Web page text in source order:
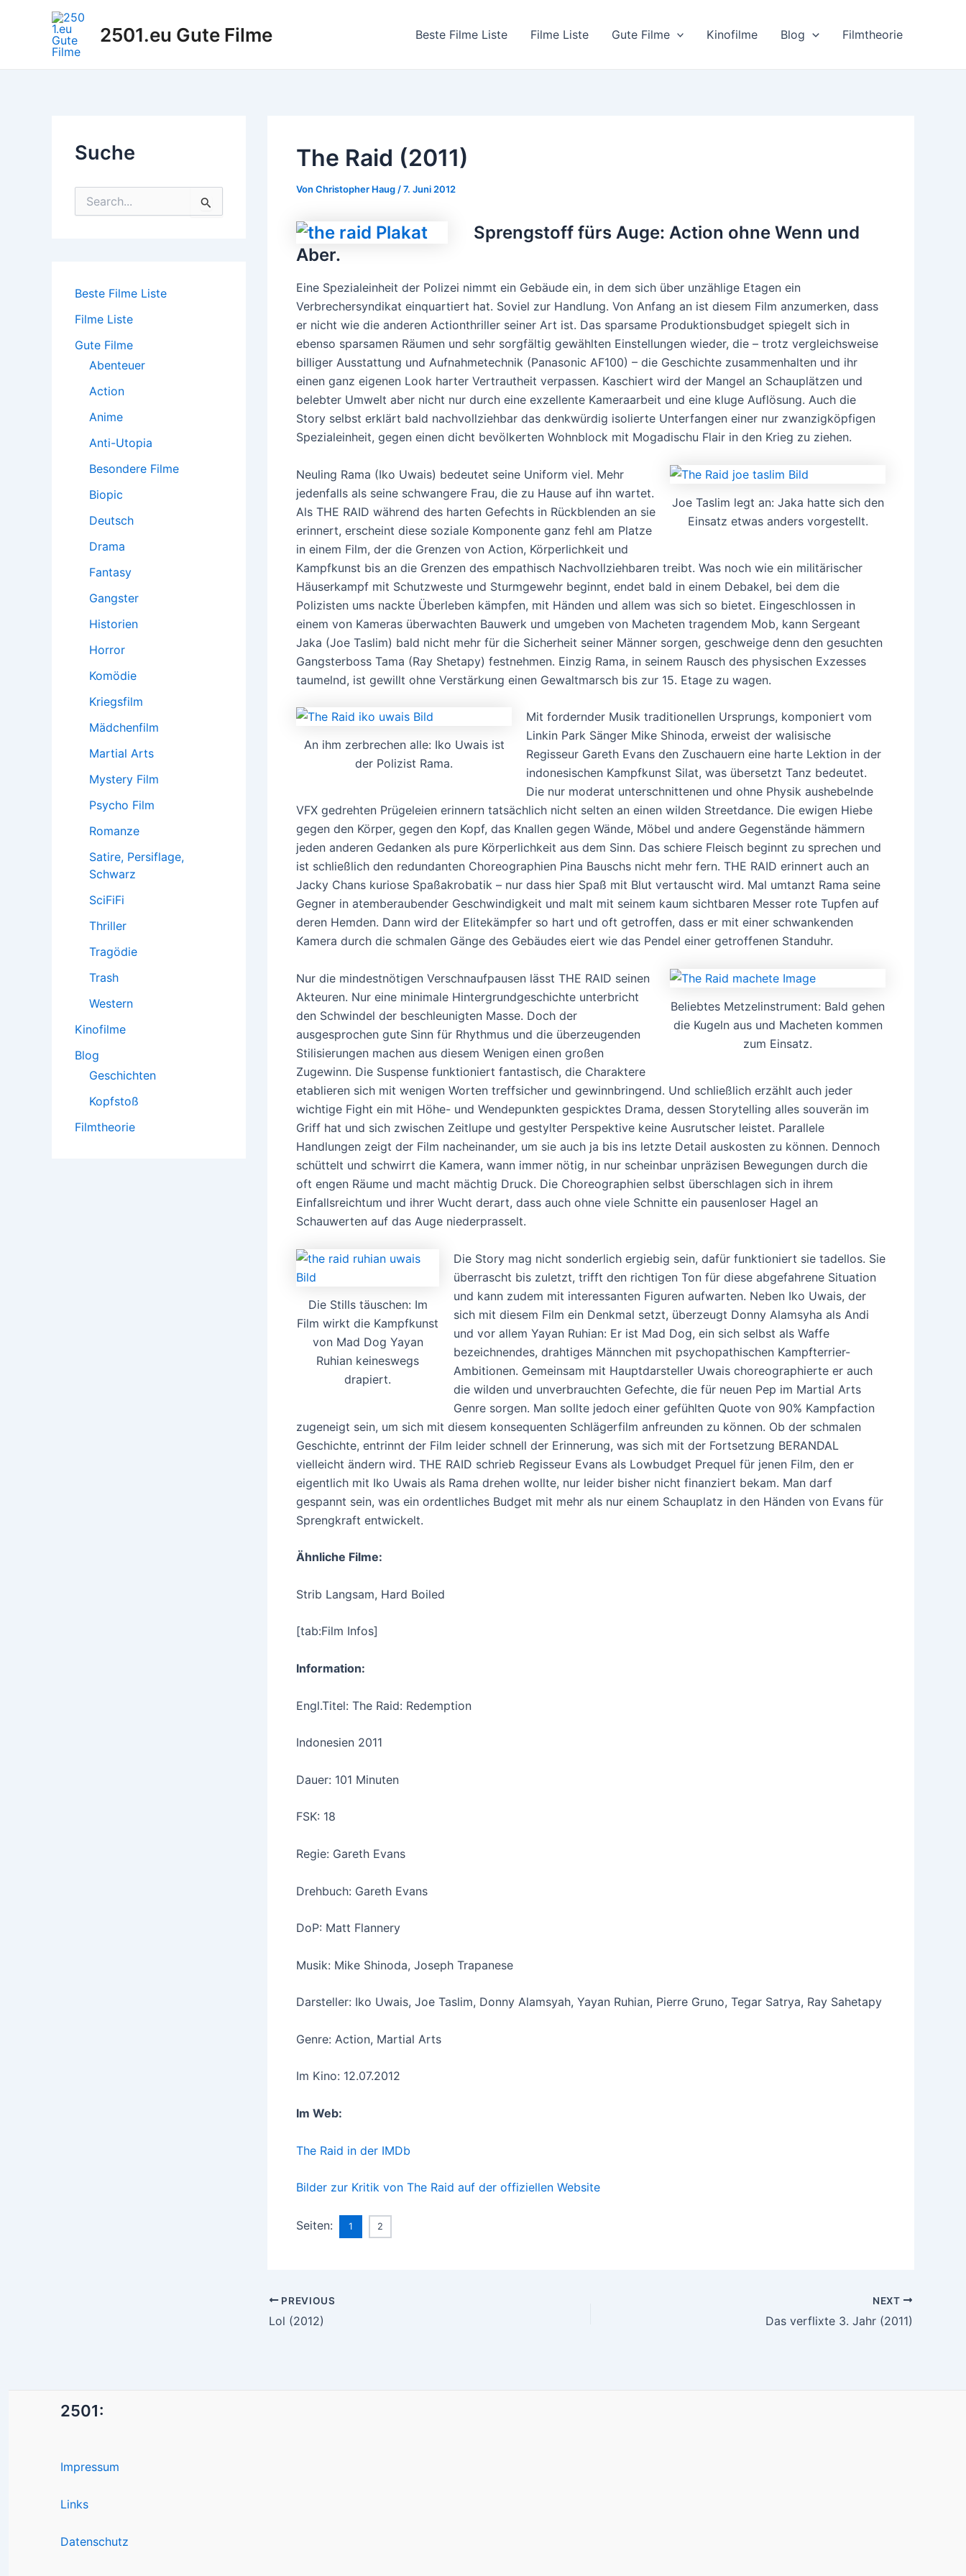
2501.eu Gute Filme Beste Filme Liste Filme Liste Gute Filme Kinofilme Blog Filmtheorie
Suche
a
h
Beste Filme Liste
Filme Liste
Gute Filme
Abenteuer
Action
Anime
Anti-Utopia
Besondere Filme
Biopic
Deutsch
Drama
Fantasy
Gangster
Historien
Horror
Komödie
Kriegsfilm
Mädchenfilm
Martial Arts
Mystery Film
Psycho Film
Romanze
Satire, Persiflage,
Schwarz
SciFiFi
Thriller
Tragödie
Trash
Western
Kinofilme
Blog
Geschichten
Kopfstoß
Filmtheorie
The Raid (2011)
Von Christopher Haug /7. Juni 2012
Sprengstoff fürs Auge: Action ohne Wenn und
Aber.
Eine Spezialeinheit der Polizei nimmt ein Gebäude ein, in dem sich über unzählige Etagen ein
Verbrechersyndikat einquartiert hat. Soviel zur Handlung. Von Anfang an ist diesem Film anzumerken, dass
er nicht wie die anderen Actionthriller seiner Art ist. Das sparsame Produktionsbudget spiegelt sich in
ebenso sparsamen Räumen und sehr sorgfältig gewählten Einstellungen wieder, die – trotz vergleichsweise
billiger Ausstattung und Aufnahmetechnik (Panasonic AF100) – die Geschichte zusammenhalten und ihr
einen ganz eigenen Look harter Vertrautheit verpassen. Kaschiert wird der Mangel an Schauplätzen und
belebter Umwelt aber nicht nur durch eine exzellente Kameraarbeit und eine kluge Auflösung. Auch die
Story selbst erklärt bald nachvollziehbar das denkwürdig isolierte Unterfangen einer nur zwanzigköpfigen
Spezialeinheit, gegen einen dicht bevölkerten Wohnblock mit Mogadischu Flair in den Krieg zu ziehen.
Joe Taslim legt an: Jaka hatte sich den
Einsatz etwas anders vorgestellt.
Neuling Rama (Iko Uwais) bedeutet seine Uniform viel. Mehr
jedenfalls als seine schwangere Frau, die zu Hause auf ihn wartet.
Als THE RAID während des harten Gefechts in Rückblenden an sie
erinnert, erscheint diese soziale Komponente ganz fehl am Platze
in einem Film, der die Grenzen von Action, Körperlichkeit und
Kampfkunst bis an die Grenzen des empathisch Nachvollziehbaren treibt. Was noch wie ein militärischer
Häuserkampf mit Schutzweste und Sturmgewehr beginnt, endet bald in einem Debakel, bei dem die
Polizisten ums nackte Überleben kämpfen, mit Händen und allem was sich so bietet. Eingeschlossen in
einem von Kameras überwachten Bauwerk und umgeben von Macheten tragendem Mob, kann Sergeant
Jaka (Joe Taslim) bald nicht mehr für die Sicherheit seiner Männer sorgen, geschweige denn den gesuchten
Gangsterboss Tama (Ray Shetapy) festnehmen. Einzig Rama, in seinem Rausch des physischen Exzesses
taumelnd, ist gewillt ohne Verstärkung einen Gewaltmarsch bis zur 15. Etage zu wagen.
An ihm zerbrechen alle: Iko Uwais ist
der Polizist Rama.
Mit fordernder Musik traditionellen Ursprungs, komponiert vom
Linkin Park Sänger Mike Shinoda, erweist der walisische
Regisseur Gareth Evans den Zuschauern eine harte Lektion in der
indonesischen Kampfkunst Silat, was übersetzt Tanz bedeutet.
Die nur moderat unterschnittenen und ohne Physik aushebelnde
VFX gedrehten Prügeleien erinnern tatsächlich nicht selten an einen wilden Streetdance. Die ewigen Hiebe
gegen den Körper, gegen den Kopf, das Knallen gegen Wände, Möbel und andere Gegenstände hämmern
jeden anderen Gedanken als pure Körperlichkeit aus dem Sinn. Das schiere Fleisch beginnt zu sprechen und
ist schließlich den redundanten Choreographien Pina Bauschs nicht mehr fern. THE RAID erinnert auch an
Jacky Chans kuriose Spaßakrobatik – nur dass hier Spaß mit Blut vertauscht wird. Mal umtanzt Rama seine
Gegner in atemberaubender Geschwindigkeit und malt mit seinem kaum sichtbaren Messer rote Tupfen auf
deren Hemden. Dann wird der Elitekämpfer so hart und oft getroffen, dass er mit einer schwankenden
Kamera durch die schmalen Gänge des Gebäudes eiert wie das Pendel einer getroffenen Standuhr.
Beliebtes Metzelinstrument: Bald gehen
die Kugeln aus und Macheten kommen
zum Einsatz.
Nur die mindestnötigen Verschnaufpausen lässt THE RAID seinen
Akteuren. Nur eine minimale Hintergrundgeschichte unterbricht
den Schwindel der beschleunigten Masse. Doch der
ausgesprochen gute Sinn für Rhythmus und die überzeugenden
Stilisierungen machen aus diesem Wenigen einen großen
Zugewinn. Die Suspense funktioniert fantastisch, die Charaktere
etablieren sich mit wenigen Worten treffsicher und gewinnbringend. Und schließlich erzählt auch jeder
wichtige Fight ein mit Höhe- und Wendepunkten gespicktes Drama, dessen Storytelling alles souverän im
Griff hat und sich zwischen Zeitlupe und gestylter Perspektive keine Ausrutscher leistet. Parallele
Handlungen zeigt der Film nacheinander, um sie auch ja bis ins letzte Detail auskosten zu können. Dennoch
schüttelt und schwirrt die Kamera, wann immer nötig, in nur scheinbar unpräzisen Bewegungen durch die
oft engen Räume und macht mächtig Druck. Die Choreographien selbst überschlagen sich in ihrem
Einfallsreichtum und ihrer Wucht derart, dass auch ohne viele Schnitte ein pausenloser Hagel an
Schauwerten auf das Auge niederprasselt.
Die Stills täuschen: Im
Film wirkt die Kampfkunst
von Mad Dog Yayan
Ruhian keineswegs
drapiert.
Die Story mag nicht sonderlich ergiebig sein, dafür funktioniert sie tadellos. Sie
überrascht bis zuletzt, trifft den richtigen Ton für diese abgefahrene Situation
und kann zudem mit interessanten Figuren aufwarten. Neben Iko Uwais, der
sich mit diesem Film ein Denkmal setzt, überzeugt Donny Alamsyha als Andi
und vor allem Yayan Ruhian: Er ist Mad Dog, ein sich selbst als Waffe
bezeichnendes, drahtiges Männchen mit psychopathischen Kampfterrier-
Ambitionen. Gemeinsam mit Hauptdarsteller Uwais choreographierte er auch
die wilden und unverbrauchten Gefechte, die für neuen Pep im Martial Arts
Genre sorgen. Man sollte jedoch einer gefühlten Quote von 90% Kampfaction
zugeneigt sein, um sich mit diesem konsequenten Schlägerfilm anfreunden zu können. Ob der schmalen
Geschichte, entrinnt der Film leider schnell der Erinnerung, was sich mit der Fortsetzung BERANDAL
vielleicht ändern wird. THE RAID schrieb Regisseur Evans als Lowbudget Prequel für jenen Film, den er
eigentlich mit Iko Uwais als Rama drehen wollte, nur leider bisher nicht finanziert bekam. Man darf
gespannt sein, was ein ordentliches Budget mit mehr als nur einem Schauplatz in den Händen von Evans für
Sprengkraft entwickelt.
Ähnliche Filme:
Strib Langsam, Hard Boiled
[tab:Film Infos]
Information:
Engl.Titel: The Raid: Redemption
Indonesien 2011
Dauer: 101 Minuten
FSK: 18
Regie: Gareth Evans
Drehbuch: Gareth Evans
DoP: Matt Flannery
Musik: Mike Shinoda, Joseph Trapanese
Darsteller: Iko Uwais, Joe Taslim, Donny Alamsyah, Yayan Ruhian, Pierre Gruno, Tegar Satrya, Ray Sahetapy
Genre: Action, Martial Arts
Im Kino: 12.07.2012
Im Web:
The Raid in der IMDb
Bilder zur Kritik von The Raid auf der offiziellen Website
Seiten: 1 2
Post
navigation
PREVIOUS
Lol (2012)
NEXT
Das verflixte 3. Jahr (2011)
2501:
Impressum
Links
Datenschutz